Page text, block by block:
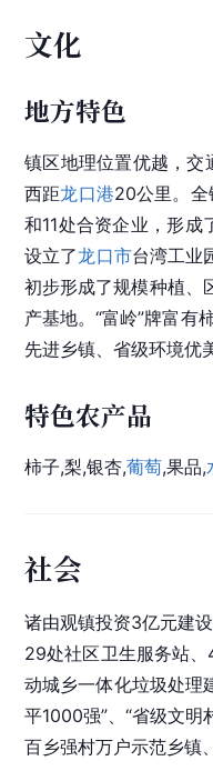
文化
地方特色
镇区地理位置优越，交
西距龙口港20公里。全
和11处合资企业，形
设立了龙口市台湾工业
初步形成了规模种植、
产基地。“富岭”牌富有
先进乡镇、省级环境优
特色农产品
柿子,梨,银杏,葡萄,果品,
社会
诸由观镇投资3亿元建
29处社区卫生服务站、
动城乡一体化垃圾处理
平1000强”、“省级文明
百乡强村万户示范乡镇